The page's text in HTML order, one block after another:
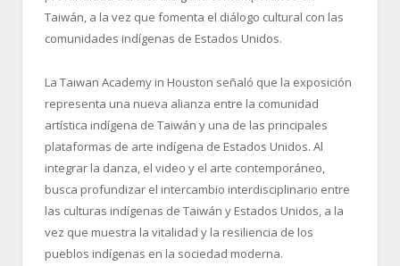
Taiwán, a la vez que fomenta el diálogo cultural con las
comunidades indígenas de Estados Unidos.
La Taiwan Academy in Houston señaló que la exposición
representa una nueva alianza entre la comunidad
artística indígena de Taiwán y una de las principales
plataformas de arte indígena de Estados Unidos. Al
integrar la danza, el video y el arte contemporáneo,
busca profundizar el intercambio interdisciplinario entre
las culturas indígenas de Taiwán y Estados Unidos, a la
vez que muestra la vitalidad y la resiliencia de los
pueblos indígenas en la sociedad moderna.